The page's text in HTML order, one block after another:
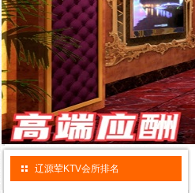
辽源荤KTV会所排名